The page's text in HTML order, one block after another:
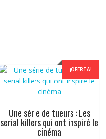
¡OFERTA!
Une série de tueurs : Les
serial killers qui ont inspiré le
cinéma